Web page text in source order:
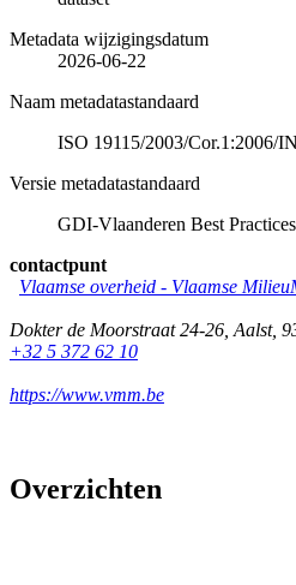
Metadata wijzigingsdatum
2026-06-22
Naam metadatastandaard
ISO 19115/2003/Cor.1:2006/
Versie metadatastandaard
GDI-Vlaanderen Best
contactpunt
Vlaamse overheid - Vlaamse
Dokter de Moorstraat 24-26 Aalst,
+32 5 372 62 10
https://www.vmm.be
Overzichten